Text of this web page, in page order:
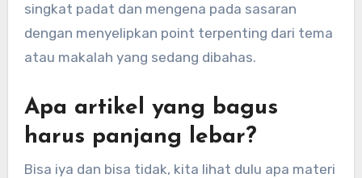
singkat padat dan mengena pada sasaran
dengan menyelipkan point terpenting dari tema
atau makalah yang sedang dibahas.
Apa artikel yang bagus
harus panjang lebar?
Bisa iya dan bisa tidak, kita lihat dulu apa materi